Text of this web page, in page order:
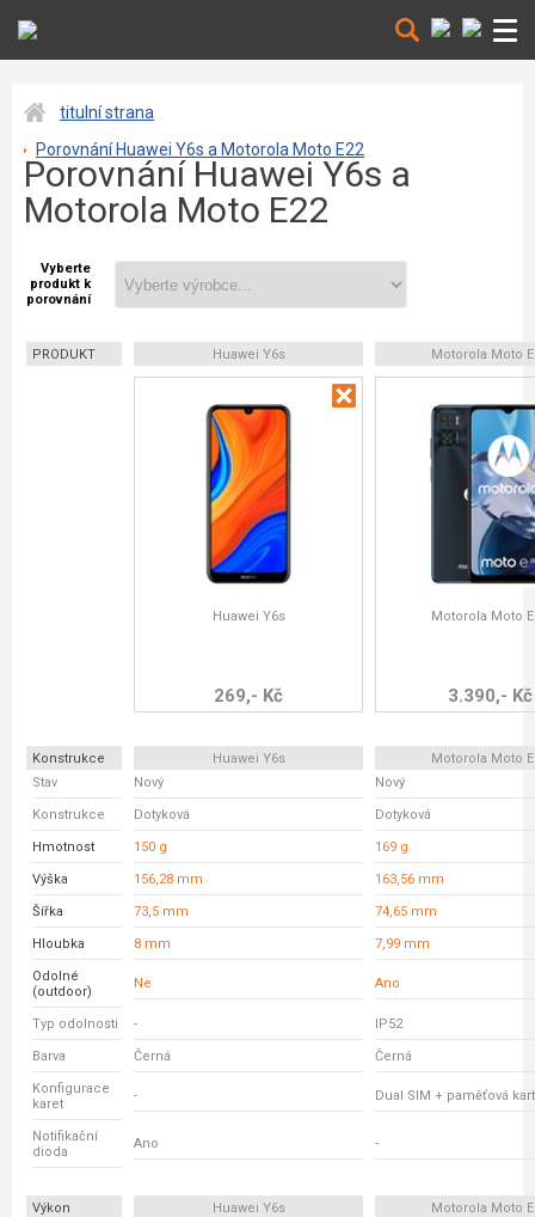
titulní strana
Porovnání Huawei Y6s a Motorola Moto E22
Porovnání Huawei Y6s a
Motorola Moto E22
Vyberte
produkt k
porovnání
PRODUKT Huawei Y6s Motorola Moto
Huawei Y6s
269,- Kč
Motorola Moto
3.390,- Kč
Konstrukce Huawei Y6s
Motorola Moto
Stav
Nový Nový
Konstrukce Dotyková Dotyková
Hmotnost 150 g 169 g
Výška 156,28 mm 163,56 mm
Šířka 73,5 mm 74,65 mm
Hloubka 8 mm 7,99 mm
Odolné
(outdoor)
Ne Ano
Typ odolnosti - IP52
Barva Černá Černá
Konfigurace
karet
- Dual SIM + paměťová
Notifikační
dioda
Ano -
Výkon Huawei Y6s
Motorola Moto